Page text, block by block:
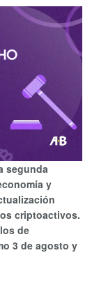
segunda
y
criptoactivos.
de
3 de agosto y